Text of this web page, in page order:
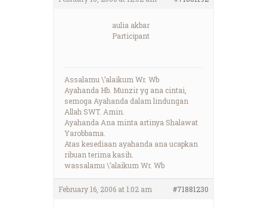
aulia akbar
Participant
Assalamu \’alaikum Wr. Wb
Ayahanda Hb. Munzir yg ana cintai,
semoga Ayahanda dalam lindungan
Allah SWT. Amin.
Ayahanda Ana minta artinya Shalawat
Yarobbama.
Atas kesediaan ayahanda ana ucapkan
ribuan terima kasih.
wassalamu \’alaikum Wr. Wb
February 16, 2006 at 1:02 am #71881230